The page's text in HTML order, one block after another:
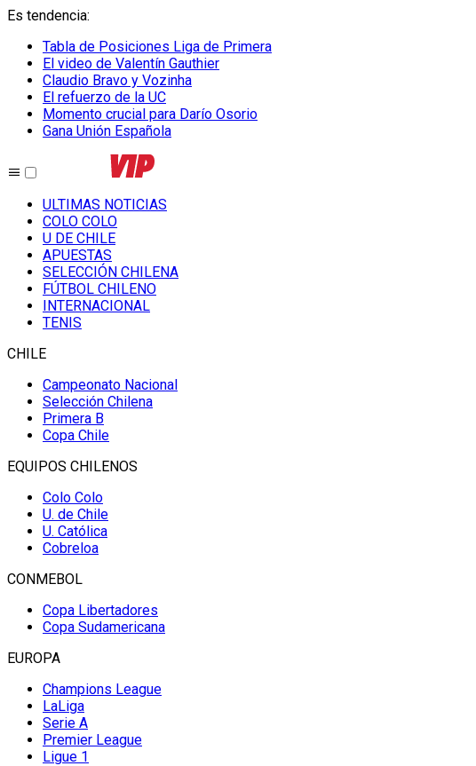
Es tendencia:
Tabla de Posiciones Liga de Primera
El video de Valentín Gauthier
Claudio Bravo y Vozinha
El refuerzo de la UC
Momento crucial para Darío Osorio
Gana Unión Española
ULTIMAS NOTICIAS
COLO COLO
U DE CHILE
APUESTAS
SELECCIÓN CHILENA
FÚTBOL CHILENO
INTERNACIONAL
TENIS
CHILE
Campeonato Nacional
Selección Chilena
Primera B
Copa Chile
EQUIPOS CHILENOS
Colo Colo
U. de Chile
U. Católica
Cobreloa
CONMEBOL
Copa Libertadores
Copa Sudamericana
EUROPA
Champions League
LaLiga
Serie A
Premier League
Ligue 1